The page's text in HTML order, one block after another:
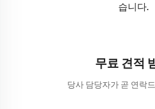
습니다.
무료 견적
당사 담당자가 곧 연락